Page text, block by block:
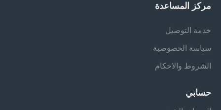
مركز المساعدة
خدمة التوصيل
سياسة الخصوصية
الشروط والاحكام
حسابي